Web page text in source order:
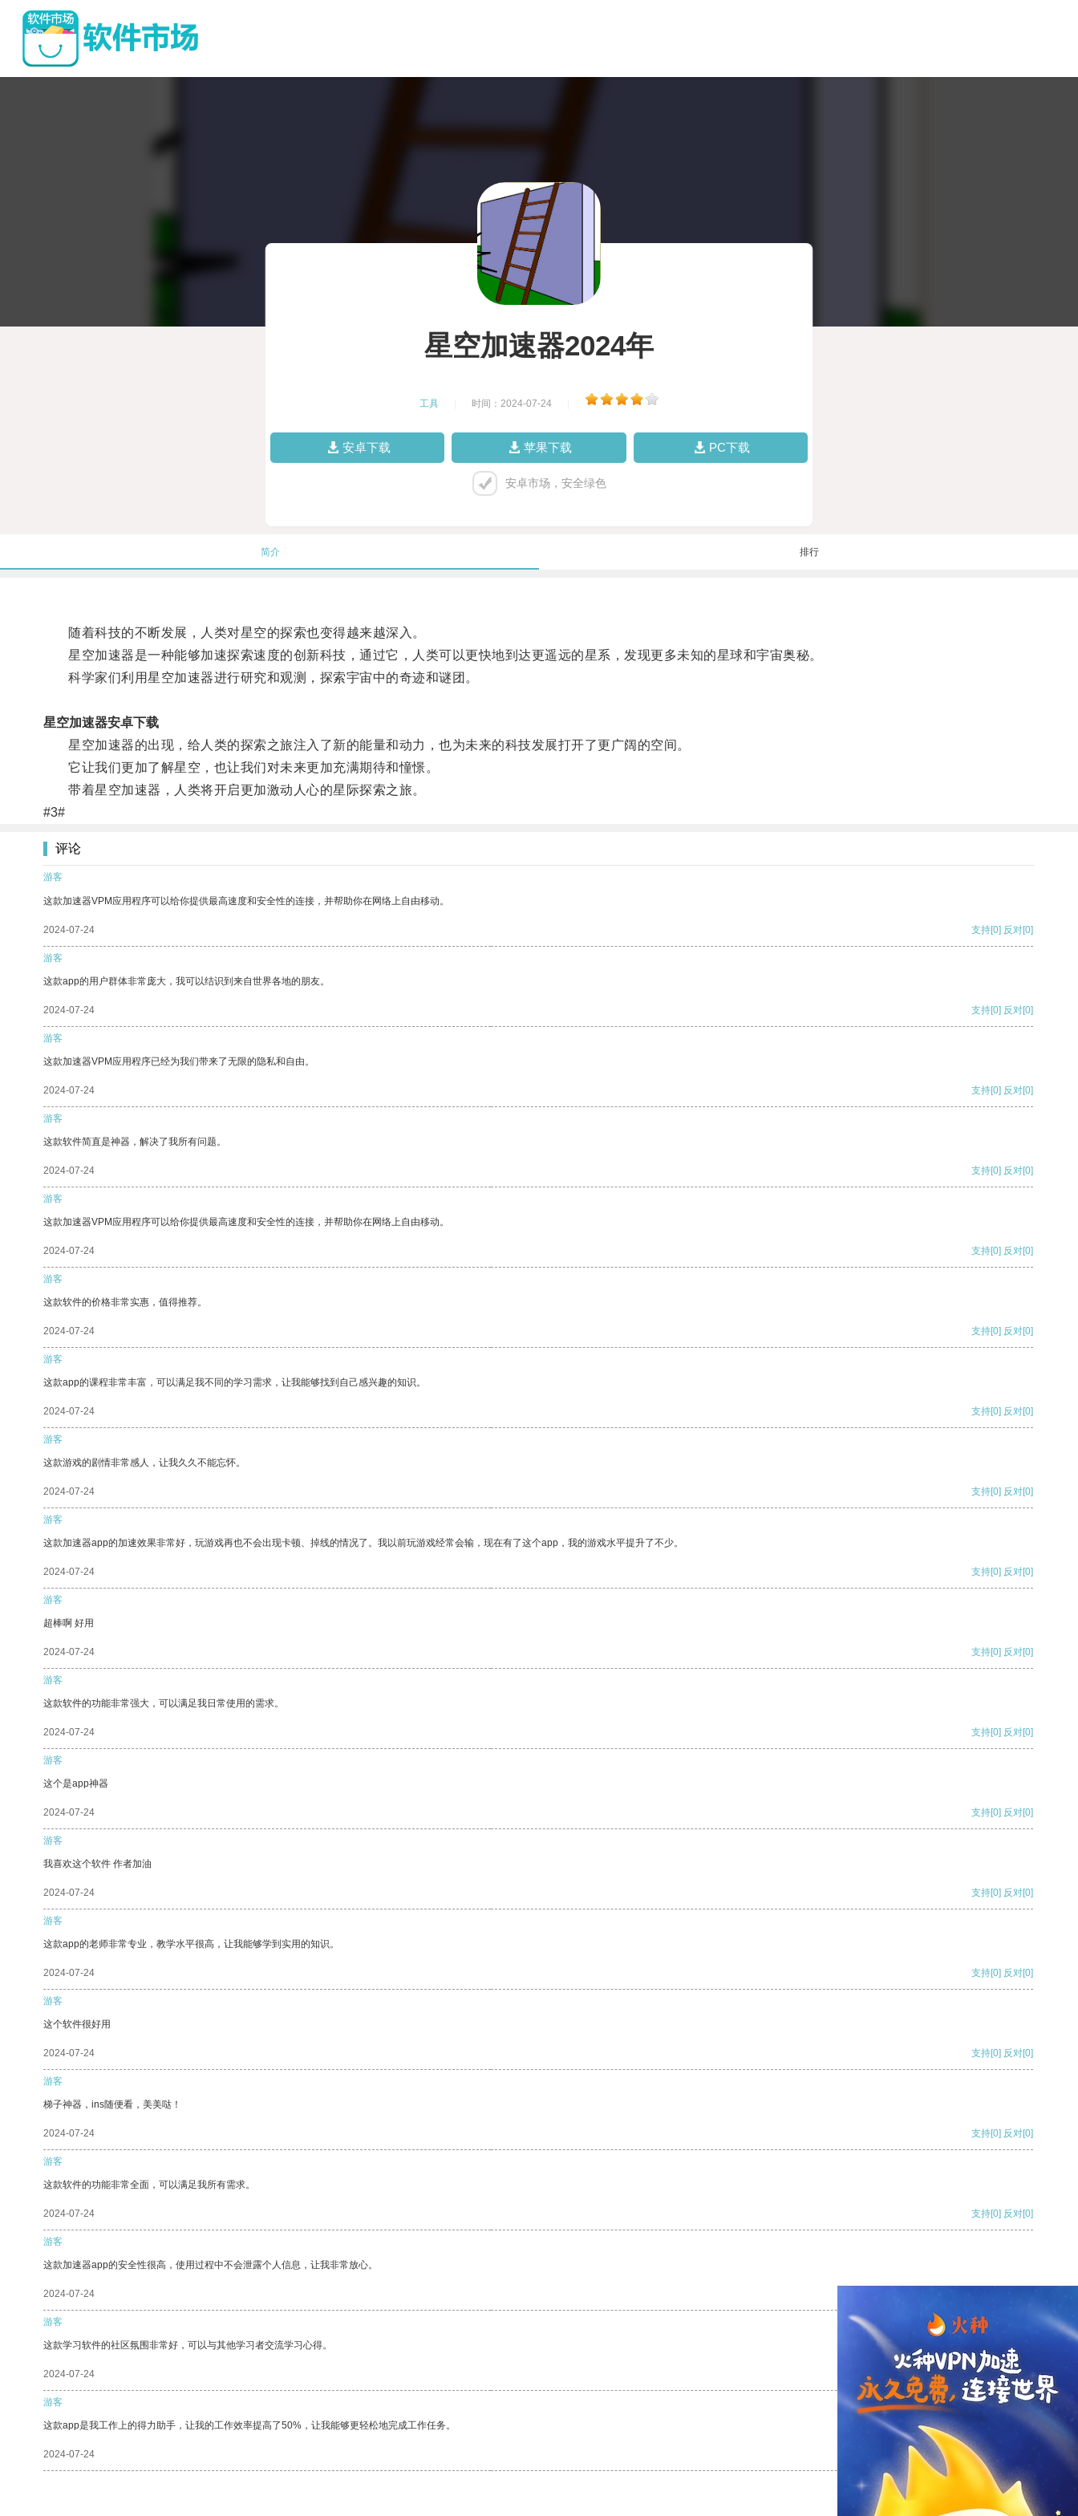
星空加速器2024年
工具 时间：2024-07-24
安卓下载 苹果下载 PC下载
安卓市场，安全绿色
简介 排行
随着科技的不断发展，人类对星空的探索也变得越来越深入。
星空加速器是一种能够加速探索速度的创新科技，通过它，人类可以更快地到达更遥远的星系，发现更多未知的星球和宇宙奥秘。
科学家们利用星空加速器进行研究和观测，探索宇宙中的奇迹和谜团。
星空加速器安卓下载
星空加速器的出现，给人类的探索之旅注入了新的能量和动力，也为未来的科技发展打开了更广阔的空间。
它让我们更加了解星空，也让我们对未来更加充满期待和憧憬。
带着星空加速器，人类将开启更加激动人心的星际探索之旅。
#3#
评论
游客
这款加速器VPM应用程序可以给你提供最高速度和安全性的连接，并帮助你在网络上自由移动。
2024-07-24 支持[0] 反对[0]
游客
这款app的用户群体非常庞大，我可以结识到来自世界各地的朋友。
2024-07-24 支持[0] 反对[0]
游客
这款加速器VPM应用程序已经为我们带来了无限的隐私和自由。
2024-07-24 支持[0] 反对[0]
游客
这款软件简直是神器，解决了我所有问题。
2024-07-24 支持[0] 反对[0]
游客
这款加速器VPM应用程序可以给你提供最高速度和安全性的连接，并帮助你在网络上自由移动。
2024-07-24 支持[0] 反对[0]
游客
这款软件的价格非常实惠，值得推荐。
2024-07-24 支持[0] 反对[0]
游客
这款app的课程非常丰富，可以满足我不同的学习需求，让我能够找到自己感兴趣的知识。
2024-07-24 支持[0] 反对[0]
游客
这款游戏的剧情非常感人，让我久久不能忘怀。
2024-07-24 支持[0] 反对[0]
游客
这款加速器app的加速效果非常好，玩游戏再也不会出现卡顿、掉线的情况了。我以前玩游戏经常会输，现在有了这个app，我的游戏水平提升了不少。
2024-07-24 支持[0] 反对[0]
游客
超棒啊 好用
2024-07-24 支持[0] 反对[0]
游客
这款软件的功能非常强大，可以满足我日常使用的需求。
2024-07-24 支持[0] 反对[0]
游客
这个是app神器
2024-07-24 支持[0] 反对[0]
游客
我喜欢这个软件 作者加油
2024-07-24 支持[0] 反对[0]
游客
这款app的老师非常专业，教学水平很高，让我能够学到实用的知识。
2024-07-24 支持[0] 反对[0]
游客
这个软件很好用
2024-07-24 支持[0] 反对[0]
游客
梯子神器，ins随便看，美美哒！
2024-07-24 支持[0] 反对[0]
游客
这款软件的功能非常全面，可以满足我所有需求。
2024-07-24 支持[0] 反对[0]
游客
这款加速器app的安全性很高，使用过程中不会泄露个人信息，让我非常放心。
2024-07-24
游客
这款学习软件的社区氛围非常好，可以与其他学习者交流学习心得。
2024-07-24 支持 [0] 反对 [0]
游客
这款app是我工作上的得力助手，让我的工作效率提高了50%，让我能够更轻松地完成工作任务。
2024-07-24 支持